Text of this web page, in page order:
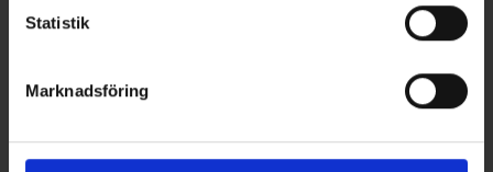
Statistik
Marknadsföring
NYHETSBREV
Du kan avbryta prenumerationen när som helst. För detta
meddelandet.